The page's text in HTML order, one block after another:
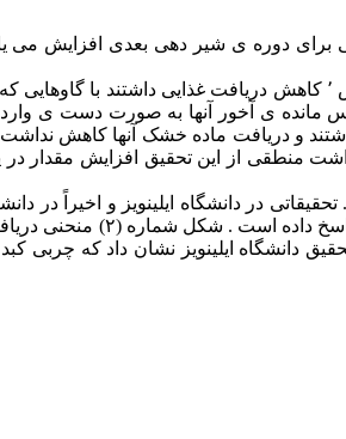
حدود ۱۰ سال قبل تحقیقی انجام دادیم که در آن گاوهایی که به طور
منطقی از این تحقیق افزایش مقدار
در دانشگاه ایلینویز و اخیراً در
محدودیت تغذیه در دوره ی